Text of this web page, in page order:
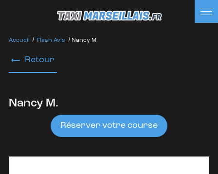
Accueil Flash Avis Nancy M.
Retour
Nancy M.
Réserver votre course